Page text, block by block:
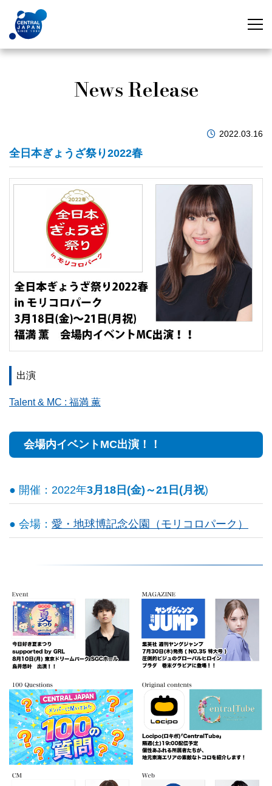
News Release
2022.03.16
全日本ぎょうざ祭り2022春
出演
Talent & MC : 福満 薫
会場内イベントMC出演！！
● 開催：2022年3月18日(金)～21日(月祝)
● 会場： 愛・地球博記念公園（モリコロパーク）